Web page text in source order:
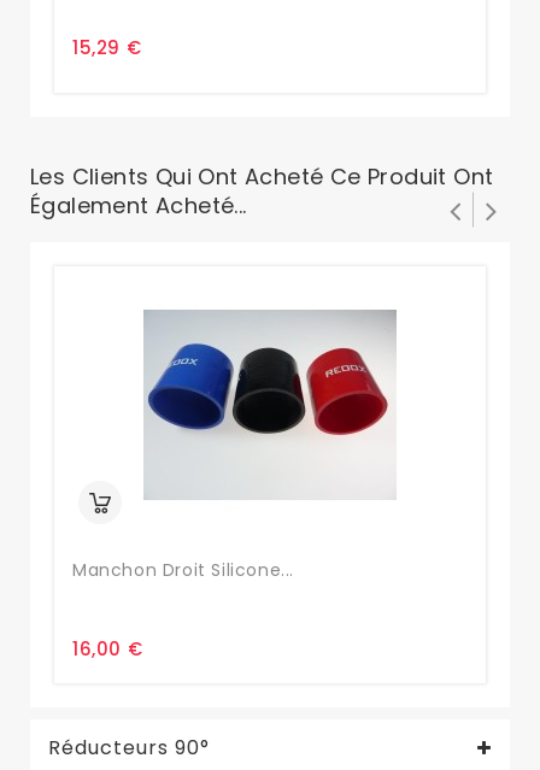
15,29 €
Les Clients Qui Ont Acheté Ce Produit Ont
Également Acheté...
Manchon Droit Silicone...
16,00 €
Réducteurs 90°